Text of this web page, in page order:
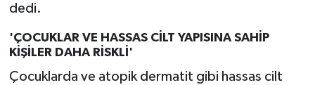
dedi.
'ÇOCUKLAR VE HASSAS CİLT YAPISINA SAHİP
KİŞİLER DAHA RİSKLİ'
Çocuklarda ve atopik dermatit gibi hassas cilt